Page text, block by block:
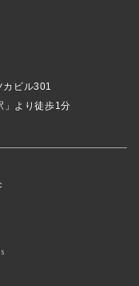
ビル301
」より徒歩1分